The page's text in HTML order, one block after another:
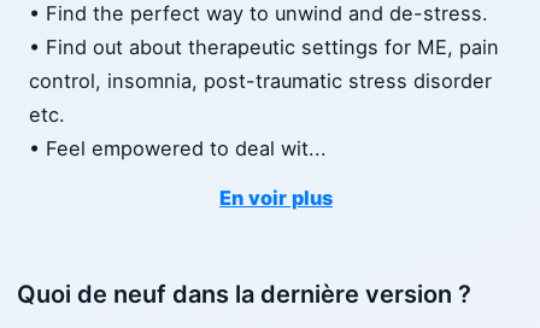
• Find the perfect way to unwind and de-stress.
• Find out about therapeutic settings for ME, pain
control, insomnia, post-traumatic stress disorder
etc.
• Feel empowered to deal wit...
En voir plus
Quoi de neuf dans la dernière version ?